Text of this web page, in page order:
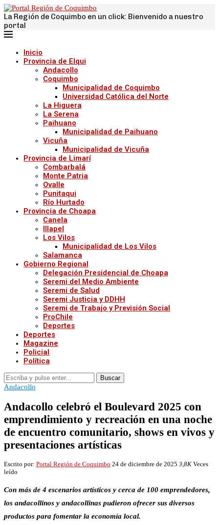
La Región de Coquimbo en un click: Bienvenido a nuestro
portal
Inicio
Provincia de Elqui
Andacollo
Coquimbo
Municipalidad de Coquimbo
Universidad Católica del Norte
La Higuera
La Serena
Paihuano
Municipalidad de Paihuano
Vicuña
Municipalidad de Vicuña
Provincia de Limarí
Combarbalá
Monte Patria
Ovalle
Punitaqui
Río Hurtado
Provincia de Choapa
Canela
Illapel
Los Vilos
Municipalidad de Los Vilos
Salamanca
Gobierno Regional
Delegación Presidencial de Choapa
Seremi del Medio Ambiente
Seremi de Salud
Seremi Justicia y DDHH
Seremi de Trabajo y Previsión Social
ProChile
Deportes
Deportes
Magazine
Policial
Política
Buscar
Andacollo
Andacollo celebró el Boulevard 2025 con
emprendimiento y recreación en una noche
de encuentro comunitario, shows en vivos y
presentaciones artísticas
Escrito por: Portal Región de Coquimbo 24 de diciembre de 2025 3,8K Veces
leído
Con más de 4 escenarios artísticos y cerca de 100 emprendedores,
los andacollinos y andacollinas pudieron ofrecer sus diversos
productos para fomentar la economía local.